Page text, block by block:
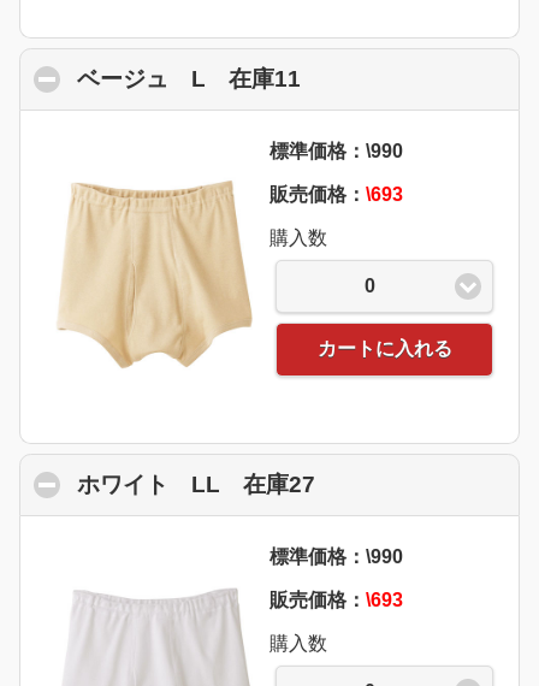
ベージュ L 在庫11
標準価格：\990
販売価格： \693
購入数
0
カートに入れる
ホワイト LL 在庫27
標準価格：\990
販売価格： \693
購入数